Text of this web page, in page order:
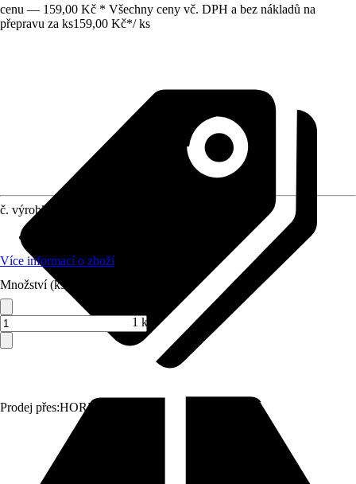
cenu — 159,00 Kč * Všechny ceny vč. DPH a bez nákladů na
přepravu za ks159,00 Kč*/ ks
Prodej přes:HORNBACH
č. výrobku
Více informací o zboží
Množství (ks)
1 ks